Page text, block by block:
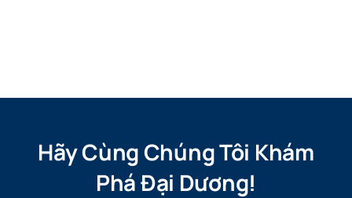
Hãy Cùng Chúng Tôi Khám
Phá Đại Dương!